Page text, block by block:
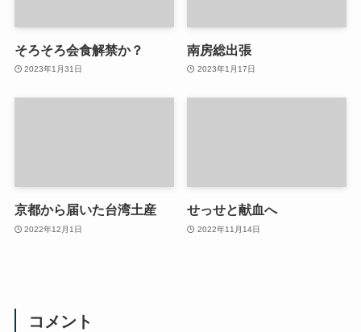
そろそろ会食解禁か？
2023年1月31日
南房総出張
2023年1月17日
京都から届いた台湾土産
2022年12月1日
せっせと献血へ
2022年11月14日
コメント